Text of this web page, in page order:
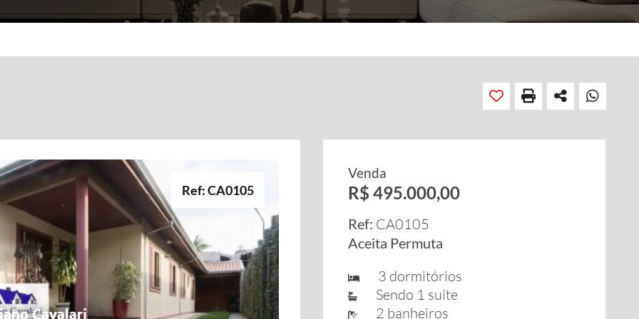
Ref: CA0105
Venda
R$ 495.000,00
Ref: CA0105
Aceita Permuta
3 dormitórios
Sendo 1 suíte
2 banheiros